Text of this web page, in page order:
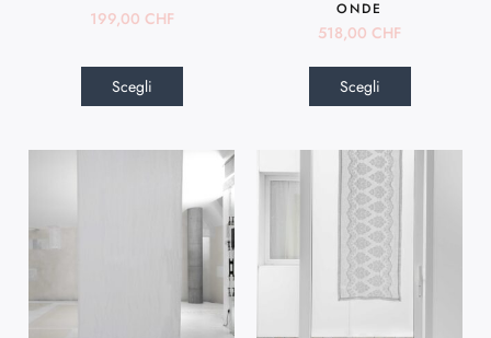
199,00 CHF
Scegli
ONDE
518,00 CHF
Scegli